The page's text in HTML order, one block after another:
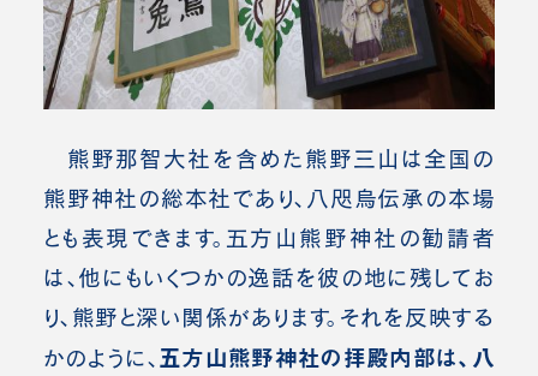
熊野那智大社を含めた熊野三山は全国の
熊野神社の総本社であり、八咫烏伝承の本場
とも表現できます。 五方山熊野神社の勧請者
は、他にもいくつかの逸話を彼の地に残してお
り、熊野と深い関係があります。 それを反映する
かのように、 五方山熊野神社の拝殿内部は、八